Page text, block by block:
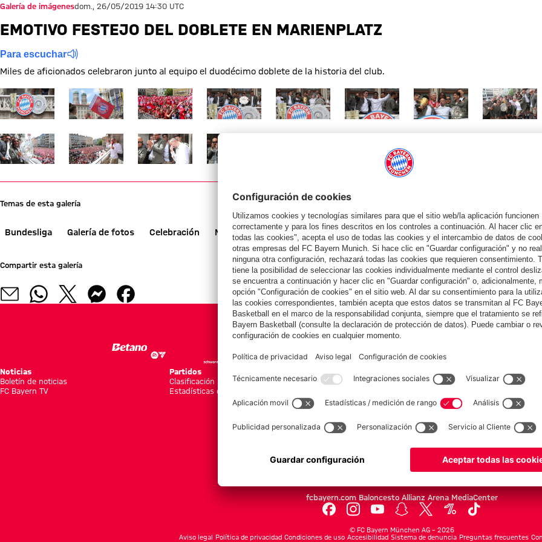
Galería de imágenesdom., 26/05/2019 14:30 UTC
EMOTIVO FESTEJO DEL DOBLETE EN MARIENPLATZ
Para escuchar
Miles de aficionados celebraron junto al equipo el duodécimo doblete de la historia del club.
Mostrar tamaño completoMostrar tamaño completoMostrar tamaño completoMostrar tamaño completoMostrar tamaño completoMostrar tamaño completoMostrar tamaño completo
Mostrar
Mostrar tamaño completoMostrar tamaño completoMostrar tamaño completoMostrar tamaño completo
Temas de esta galería
Bundesliga Galería de fotos Celebración Marienplatz Balcón Campeones del doblete 2019 Campeones del
Compartir esta galería
COLABORADOR
Noticias
Boletín de noticias
FC Bayern TV
Partidos
Clasificación
Estadísticas del equipo
Masculino
FC Bayern Leyendas
FC Bayern World Squad
fcbayern.com Baloncesto Allianz Arena MediaCenter
© FC Bayern München AG – 2026
Aviso legal
Política de privacidad Condiciones de uso Accesibilidad Sistema de denuncia Preguntas frecuentes